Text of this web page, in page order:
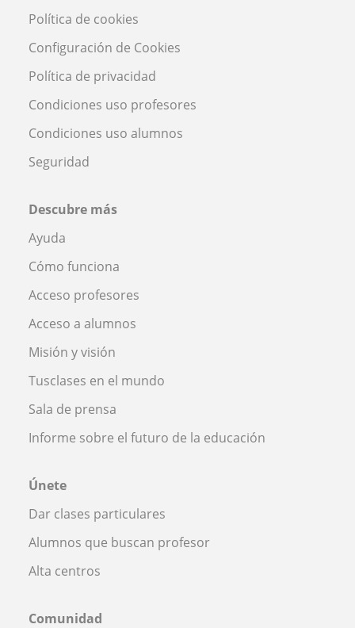
Política de cookies
Configuración de Cookies
Política de privacidad
Condiciones uso profesores
Condiciones uso alumnos
Seguridad
Descubre más
Ayuda
Cómo funciona
Acceso profesores
Acceso a alumnos
Misión y visión
Tusclases en el mundo
Sala de prensa
Informe sobre el futuro de la educación
Únete
Dar clases particulares
Alumnos que buscan profesor
Alta centros
Comunidad